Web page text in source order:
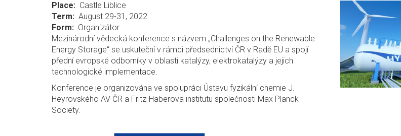
Place
Castle Liblice
Term
August 29-31, 2022
Form
Organizátor
Mezinárodní vědecká konference s názvem „Challenges on the Renewable
Energy Storage“ se uskuteční v rámci předsednictví ČR v Radě EU a spojí
přední evropské odborníky v oblasti katalýzy, elektrokatalýzy a jejich
technologické implementace.
Konference je organizována ve spolupráci Ústavu fyzikální chemie J.
Heyrovského AV ČR a Fritz-Haberova institutu společnosti Max Planck
Society.